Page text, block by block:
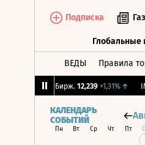
Подписка
Глобальные
ВЕДЫ Правила
CNY Бирж. 12,239 +1,31%↑
КАЛЕНДАРЬ
СОБЫТИЙ
Пн Вт Ср Чт Пт